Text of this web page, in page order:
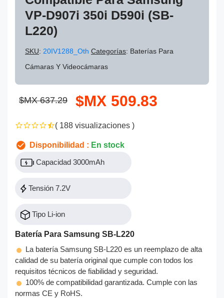
VP-D907i 350i D590i (SB-
L220)
SKU: 20IV1288_Oth Categorías: Baterías Para
Cámaras Y Videocámaras
$MX 637.29 $MX 509.83
( 188 visualizaciones )
Disponibilidad : En stock
Capacidad 3000mAh
Tensión 7.2V
Tipo Li-ion
Batería Para Samsung SB-L220
La batería Samsung SB-L220 es un reemplazo de alta
calidad de su batería original que cumple con todos los
requisitos técnicos de fiabilidad y seguridad.
100% de compatibilidad garantizada. Cumple con las
normas CE y RoHS.